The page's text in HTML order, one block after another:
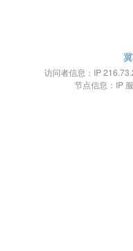
访问者信息：IP
节点信息：IP